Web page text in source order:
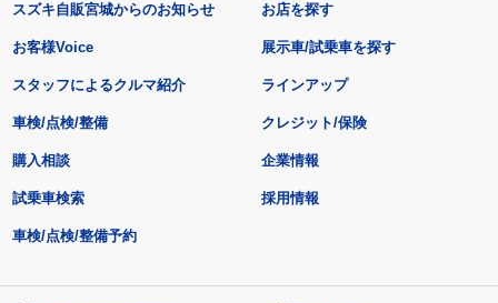
スズキ自販宮城からのお知らせ
お客様Voice
スタッフによるクルマ紹介
お店を探す
展示車/試乗車を探す
ラインアップ
車検/点検/整備 クレジット/保険
購入相談
試乗車検索
車検/点検/整備予約
企業情報
採用情報